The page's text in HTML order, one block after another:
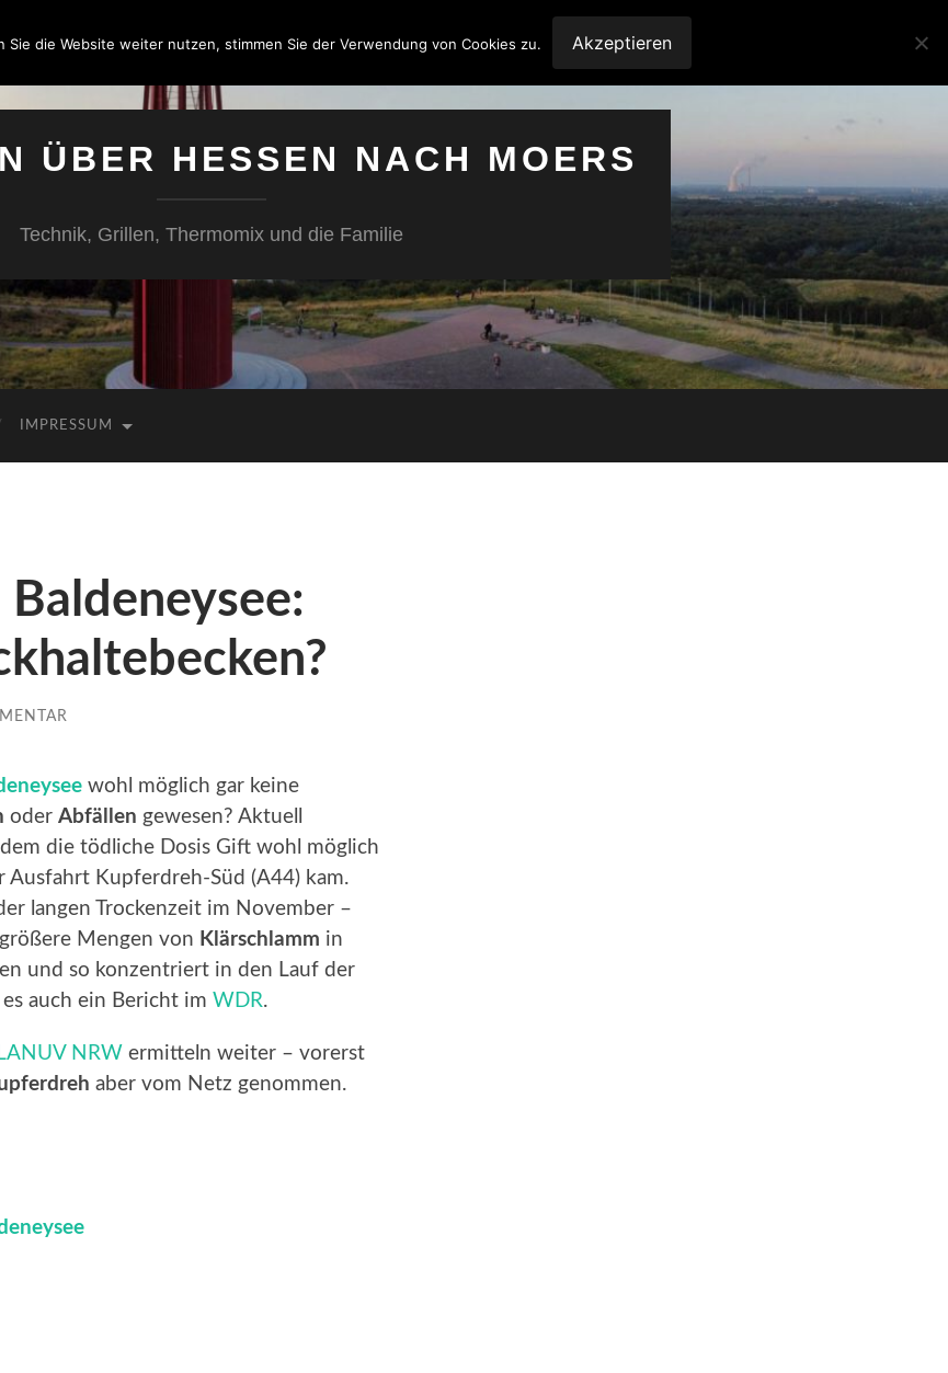
ÜBER HESSEN NACH MOERS
Technik, Grillen, Thermomix und die Familie
IMPRESSUM
wohl möglich gar keine
oder Abfällen gewesen? Aktuell
die tödliche Dosis Gift wohl möglich
Ausfahrt Kupferdreh-Süd (A44) kam.
langen Trockenzeit im November –
Mengen von Klärschlamm in
und so konzentriert in den Lauf der
auch ein Bericht im WDR.
LANUV NRW ermitteln weiter – vorerst
aber vom Netz genommen.
Sie die Website weiter nutzen, stimmen Sie der Verwendung von Cookies zu. Akzeptieren